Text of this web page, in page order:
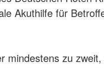
Akuthilfe für
mindestens zu